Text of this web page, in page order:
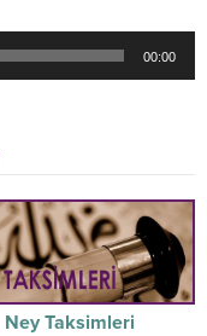
00:00
Ney Taksimleri